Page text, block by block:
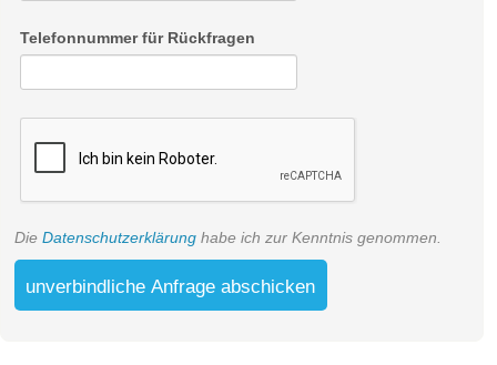
Viel Platz und noch mehr Komfort. Raum zum Ausbreiten und
Eingewöhnen. Hier ist einfach alles da, was Urlaub
Telefonnummer für Rückfragen
Die Datenschutzerklärung habe ich zur Kenntnis genommen.
unverbindliche Anfrage abschicken